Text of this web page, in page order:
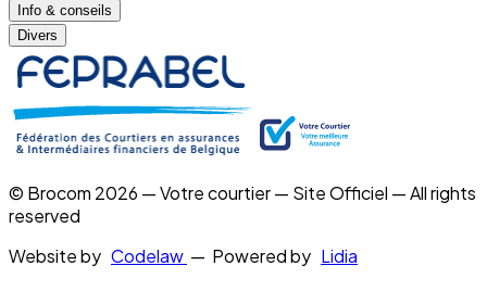
Info & conseils
Divers
© Brocom 2026 — Votre courtier — Site Officiel — All rights
reserved
Website by Codelaw — Powered by Lidia